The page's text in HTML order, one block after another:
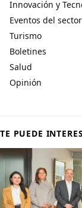
Innovación y
Eventos del sector
Turismo
Boletines
Salud
Opinión
TE PUEDE